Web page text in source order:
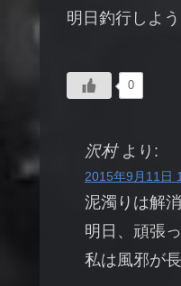
明日釣行しよ
0
沢村 より:
2015年9月11日
泥濁りは解
明日、頑張
私は風邪が